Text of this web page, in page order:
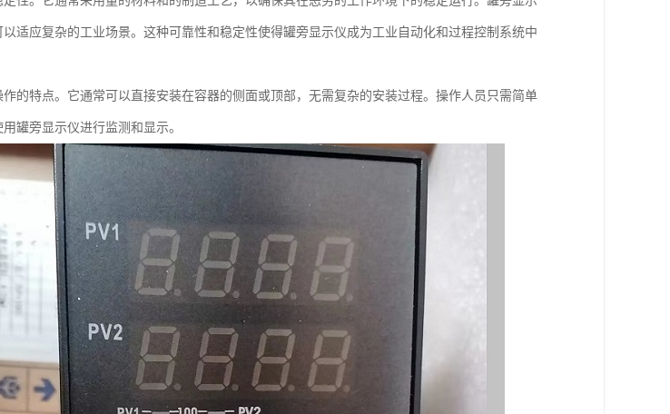
适应复杂的工业场景。这种可靠性和稳定性使得罐旁显示仪成为工业自动化和过程控制系统中
的特点。它通常可以直接安装在容器的侧面或顶部，无需复杂的安装过程。操作人员只需简单
罐旁显示仪进行监测和显示。